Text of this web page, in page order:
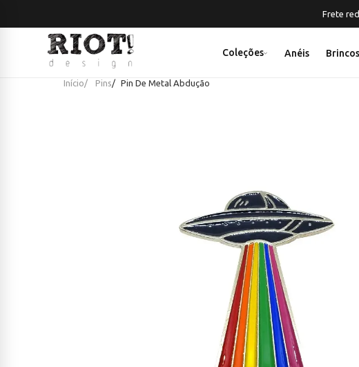
Frete
Coleções Anéis Brincos
Início Pins Pin De Metal Abdução